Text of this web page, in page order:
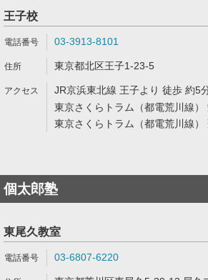
王子校
03-3913-8101
東京都北区王子1-23-5
JR京浜東北線 王子より 徒歩 約5
東京さくらトラム（都電荒川線
東京さくらトラム（都電荒川線
個太郎塾
東尾久教室
03-6807-6220